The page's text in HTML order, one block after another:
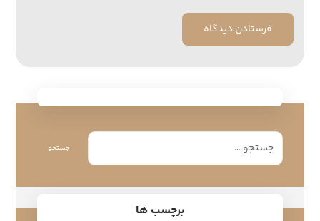
فرستادن دیدگاه
جستجو
برچسب ها